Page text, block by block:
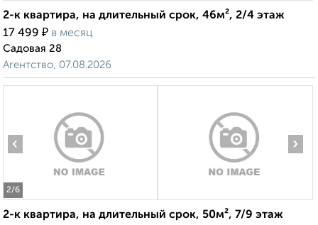
2-к квартира, на длительный срок, 46м², 2/4 этаж
17 499 ₽ в месяц
Садовая 28
Агентство, 07.08.2026
2/6
‹ ›
2-к квартира, на длительный срок, 50м², 7/9 этаж